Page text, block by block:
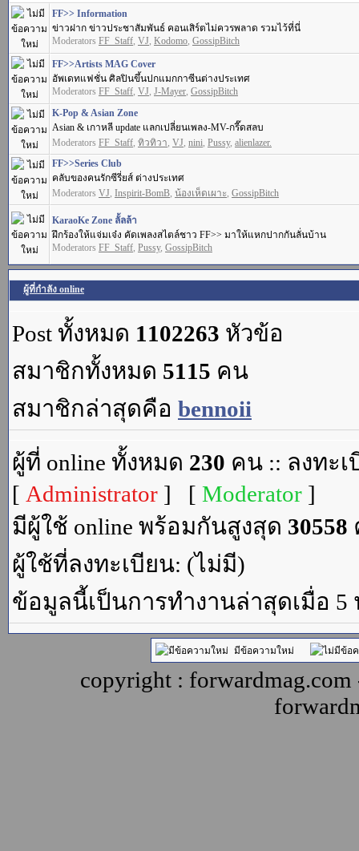
FF>> Information
ข่าวฝาก ข่าวประชาสัมพันธ์ คอนเสิร์ตไม่ควรพลาด รวมไว้ที่นี่
Moderators FF_Staff, VJ, Kodomo, GossipBitch
FF>>Artists MAG Cover
อัพเดทแฟชั่น ศิลปินขึ้นปกแมกกาซีนต่างประเทศ
Moderators FF_Staff, VJ, J-Mayer, GossipBitch
K-Pop & Asian Zone
Asian & เกาหลี update แลกเปลี่ยนเพลง-MV-กรี๊ดสลบ
Moderators FF_Staff, ทิวทิวา, VJ, nini, Pussy, alienlazer.
FF>>Series Club
คลับของคนรักซีรี่ยส์ ต่างประเทศ
Moderators VJ, Inspirit-BomB, น้องเห็ดเผาะ, GossipBitch
KaraoKe Zone ลั้ลล้า
ฝึกร้องให้แจ่มเจ๋ง คัดเพลงสไตล์ชาว FF>> มาให้แหกปากกันลั่นบ้าน
Moderators FF_Staff, Pussy, GossipBitch
ผู้ที่กำลัง online
Post ทั้งหมด 1102263 หัวข้อ
สมาชิกทั้งหมด 5115 คน
สมาชิกล่าสุดคือ bennoii
ผู้ที่ online ทั้งหมด 230 คน :: ลงทะ
[ Administrator ] [ Moderator ]
มีผู้ใช้ online พร้อมกันสูงสุด 30558
ผู้ใช้ที่ลงทะเบียน: (ไม่มี)
ข้อมูลนี้เป็นการทำงานล่าสุดเมื่อ 5
มีข้อความใหม่
copyright :